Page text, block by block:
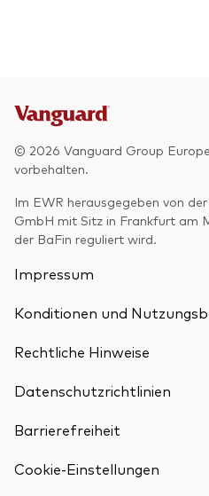
© 2026 Vanguard Group
vorbehalten.
Im EWR herausgegeben von
GmbH mit Sitz in Frankfurt am
der BaFin reguliert wird.
Impressum
Konditionen und
Rechtliche Hinweise
Datenschutzrichtlinien
Barrierefreiheit
Cookie-Einstellungen